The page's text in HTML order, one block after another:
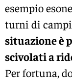
esempio
turni di
situazione è
scivolati a
Per fortuna,